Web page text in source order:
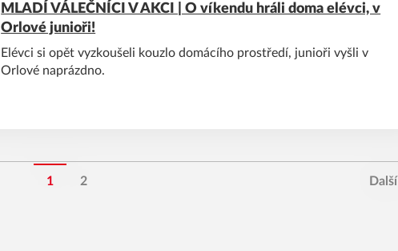
MLADÍ VÁLEČNÍCI V AKCI | O víkendu hráli doma elévci, v
Orlové junioři!
Elévci si opět vyzkoušeli kouzlo domácího prostředí, junioři vyšli v
Orlové naprázdno.
1 2 Další